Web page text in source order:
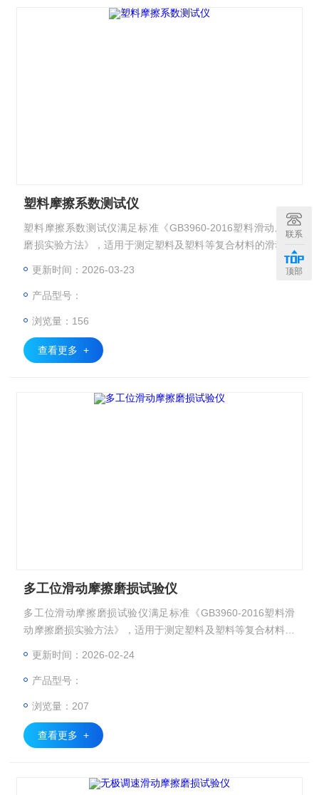
塑料摩擦系数测试仪
塑料摩擦系数测试仪满足标准《GB3960-2016塑料滑动摩擦
磨损实验方法》，适用于测定塑料及塑料等复合材料的滑动磨
更新时间：2026-03-23
产品型号：
浏览量：156
查看更多 +
多工位滑动摩擦磨损试验仪
多工位滑动摩擦磨损试验仪满足标准《GB3960-2016塑料滑
动摩擦磨损实验方法》，适用于测定塑料及塑料等复合材料的
更新时间：2026-02-24
产品型号：
浏览量：207
查看更多 +
联系
顶部